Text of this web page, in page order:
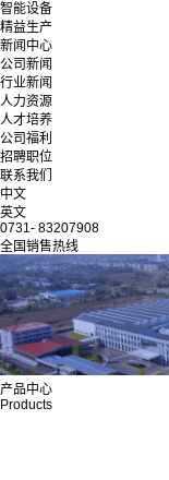
智能设备
精益生产
新闻中心
公司新闻
行业新闻
人力资源
人才培养
公司福利
招聘职位
联系我们
中文
英文
0731- 83207908
全国销售热线
产品中心
Products